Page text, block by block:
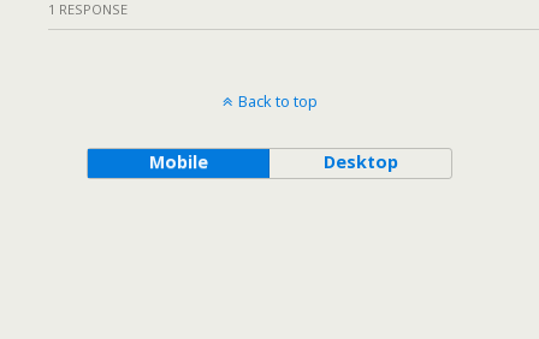
1 RESPONSE
Back to top
Mobile Desktop